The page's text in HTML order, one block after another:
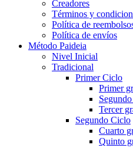
Creadores
Términos y
Política de
Política de envíos
Método Paideia
Nivel Inicial
Tradicional
Primer Ciclo
Primer
Tercer
Segundo Ciclo
Cuarto
Quinto